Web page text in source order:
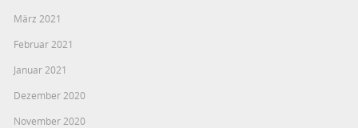
März 2021
Februar 2021
Januar 2021
Dezember 2020
November 2020